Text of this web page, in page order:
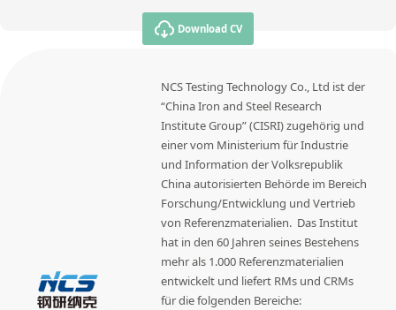
Download CV
NCS Testing Technology Co., Ltd ist der
“China Iron and Steel Research
Institute Group” (CISRI) zugehörig und
einer vom Ministerium für Industrie
und Information der Volksrepublik
China autorisierten Behörde im Bereich
Forschung/Entwicklung und Vertrieb
von Referenzmaterialien. Das Institut
hat in den 60 Jahren seines Bestehens
mehr als 1.000 Referenzmaterialien
entwickelt und liefert RMs und CRMs
für die folgenden Bereiche: